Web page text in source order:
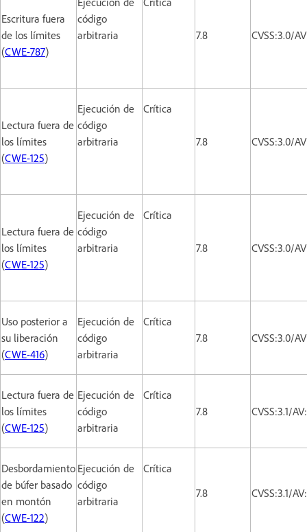
Escritura fuera
de los límites
(CWE-787)
código
arbitraria
7.8 CVSS:3.0/
Lectura fuera de
los límites
(CWE-125)
Ejecución de
código
arbitraria
Crítica
7.8 CVSS:3.0/
Lectura fuera de
los límites
(CWE-125)
Ejecución de
código
arbitraria
Crítica
7.8 CVSS:3.0/
Uso posterior a
su liberación
(CWE-416)
Ejecución de
código
arbitraria
Crítica
7.8
CVSS:3.0/
Lectura fuera de
los límites
(CWE-125)
Ejecución de
código
arbitraria
Crítica
7.8
CVSS:3.1/
Desbordamiento
de búfer basado
en montón
(CWE-122)
Ejecución de
código
arbitraria
Crítica
7.8
CVSS:3.1/